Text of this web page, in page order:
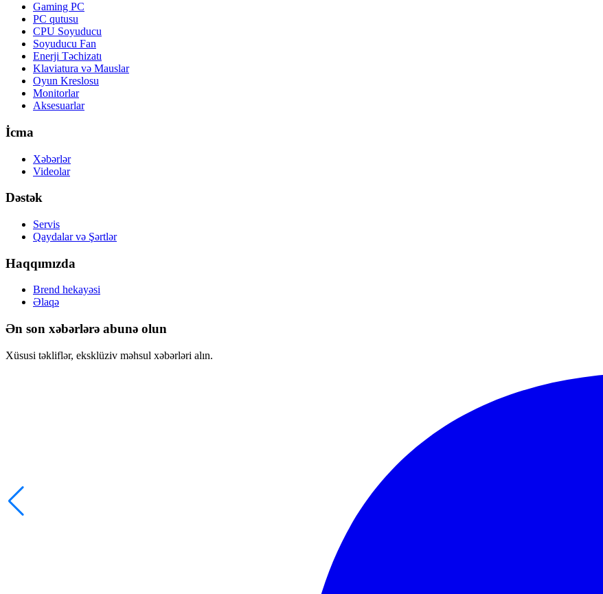
Gaming PC
PC qutusu
CPU Soyuducu
Soyuducu Fan
Enerji Təchizatı
Klaviatura və Mauslar
Oyun Kreslosu
Monitorlar
Aksesuarlar
İcma
Xəbərlər
Videolar
Dəstək
Servis
Qaydalar və Şərtlər
Haqqımızda
Brend hekayəsi
Əlaqə
Ən son xəbərlərə abunə olun
Xüsusi təkliflər, eksklüziv məhsul xəbərləri alın.